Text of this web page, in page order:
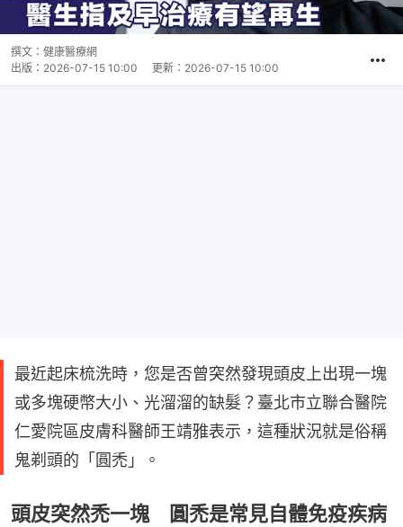
撰文： 健康醫療網
出版： 2026-07-15 10:00 更新： 2026-07-15 10:00
最近起床梳洗時，您是否曾突然發現頭皮上出現一塊
或多塊硬幣大小、光溜溜的缺髮？臺北市立聯合醫院
仁愛院區皮膚科醫師王靖雅表示，這種狀況就是俗稱
鬼剃頭的「圓禿」。
頭皮突然禿一塊 圓禿是常見自體免疫疾病